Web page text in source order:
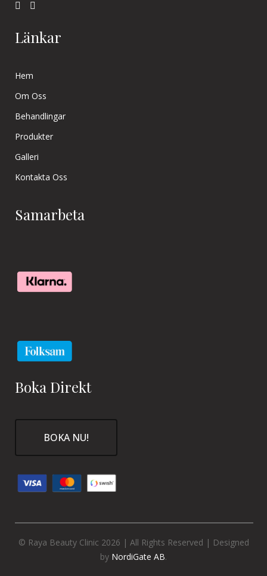
Länkar
Hem
Om Oss
Behandlingar
Produkter
Galleri
Kontakta Oss
Samarbeta
Boka Direkt
BOKA NU!
© Raya Beauty Clinic 2026 | All Rights Reserved | Designed
by NordiGate AB.